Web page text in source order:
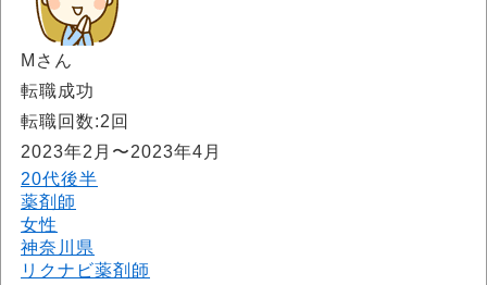
Mさん
転職成功
転職回数:2回
2023年2月〜2023年4月
20代後半
薬剤師
女性
神奈川県
リクナビ薬剤師